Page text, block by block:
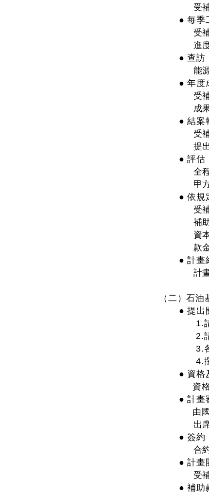
受
● 每季
受
進
● 查訪
能
● 年度
受
成
● 結案
受
提
● 評估
全
甲
● 依規
受
補
資
款
● 計畫
計
（二）石
● 提出
1.
2.
3.
4.
● 資格
資格
● 計畫
由國
出
● 簽約
合
● 計畫
受
● 補助